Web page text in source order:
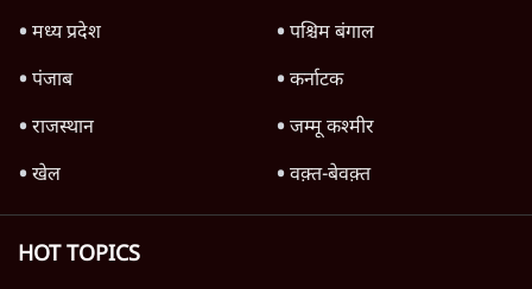
मध्य प्रदेश
पश्चिम बंगाल
पंजाब
कर्नाटक
राजस्थान
जम्मू कश्मीर
खेल
वक़्त-बेवक़्त
HOT TOPICS